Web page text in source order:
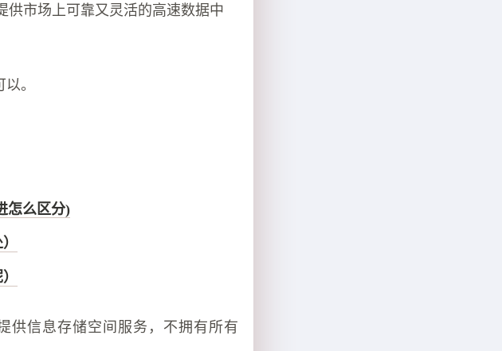
供市场上可靠又灵活的高速数据中
。
怎么区分)
供信息存储空间服务，不拥有所有